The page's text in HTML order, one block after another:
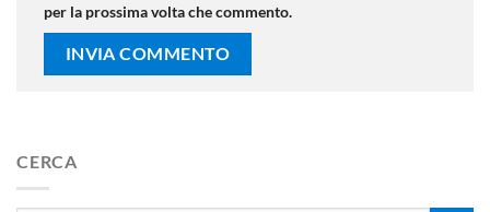
per la prossima volta che commento.
CERCA